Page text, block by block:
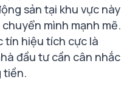
sản tại khu vực này
mình mạnh mẽ.
tín hiệu tích cực là
đầu tư cần cân nhắc
tiền.